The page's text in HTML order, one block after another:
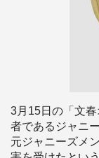
3月15日の「文
者であるジャニ
元ジャニーズメ